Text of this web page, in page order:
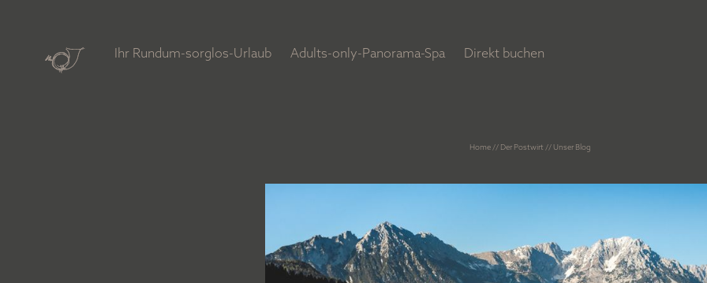
Ihr Rundum-sorglos-Urlaub Adults-only-Panorama-Spa Direkt buchen
Home // Der Postwirt // Unser Blog